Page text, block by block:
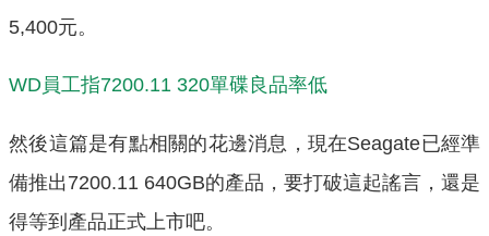
5,400元。
WD員工指7200.11 320單碟良品率低
然後這篇是有點相關的花邊消息，現在Seagate已經準
備推出7200.11 640GB的產品，要打破這起謠言，還是
得等到產品正式上市吧。